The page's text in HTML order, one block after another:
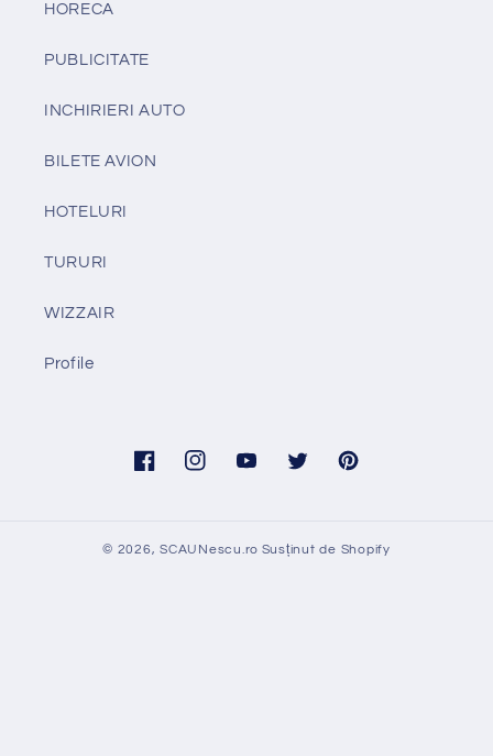
HORECA
PUBLICITATE
INCHIRIERI AUTO
BILETE AVION
HOTELURI
TURURI
WIZZAIR
Profile
FacebookInstagramYouTubeTwitter Pinterest
© 2026,SCAUNescu.ro Susținut de Shopify